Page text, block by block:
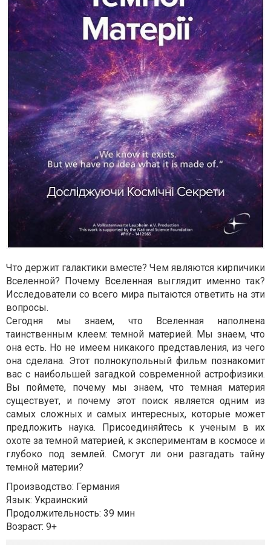
Что держит галактики вместе? Чем являются кирпичики
Вселенной? Почему Вселенная выглядит именно так?
Исследователи со всего мира пытаются ответить на эти
вопросы.
Сегодня мы знаем, что Вселенная наполнена
таинственным клеем: темной материей. Мы знаем, что
она есть. Но не имеем никакого представления, из чего
она сделана. Этот полнокупольный фильм познакомит
вас с наибольшей загадкой современной астрофизики.
Вы поймете, почему мы знаем, что темная материя
существует, и почему этот поиск является одним из
самых сложных и самых интересных, которые может
предложить наука. Присоединяйтесь к ученым в их
охоте за темной материей, к экспериментам в космосе и
глубоко под землей. Смогут ли они разгадать тайну
темной материи?
Производство: Германия
Язык: Украинский
Продолжительность: 39 мин
Возраст: 9+